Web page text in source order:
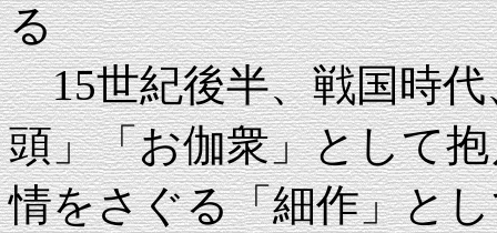
る
15世紀後半、戦国時代
頭」「お伽衆」として
情をさぐる「細作」と